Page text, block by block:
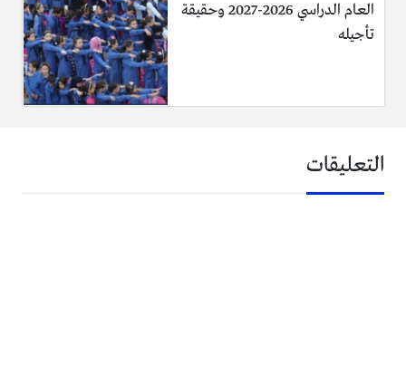
تاجيل اقساط السلف لمنتسبي القوات المسلحة والامن العام
من جانب اخر، اعلنت القيادة العامة للقوات المسلحة الاردنية –
الجيش العربي، ومديرية الامن العام، تاجيل القسط الشهري
العام الدراسي 2026-2027 وحقيقة
تأجيله
التعليقات